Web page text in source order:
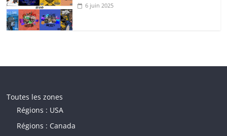
6 juin 2025
Toutes les zones
Régions : USA
Régions : Canada